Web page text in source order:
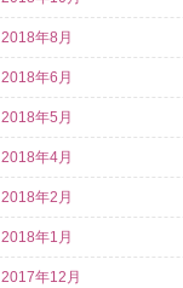
2018年8月
2018年6月
2018年5月
2018年4月
2018年2月
2018年1月
2017年12月